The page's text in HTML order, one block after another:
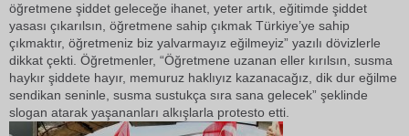
öğretmene şiddet geleceğe ihanet, yeter artık, eğitimde şiddet
yasası çıkarılsın, öğretmene sahip çıkmak Türkiye’ye sahip
çıkmaktır, öğretmeniz biz yalvarmayız eğilmeyiz” yazılı dövizlerle
dikkat çekti. Öğretmenler, “Öğretmene uzanan eller kırılsın, susma
haykır şiddete hayır, memuruz haklıyız kazanacağız, dik dur eğilme
sendikan seninle, susma sustukça sıra sana gelecek” şeklinde
slogan atarak yaşananları alkışlarla protesto etti.